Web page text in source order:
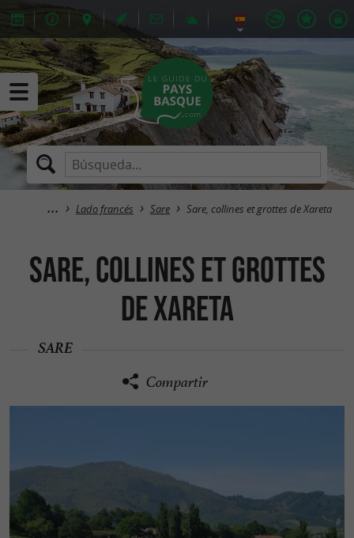
Lado francés Sare Sare, collines et grottes de Xareta
Sare, collines et grottes
de Xareta
SARE
Compartir